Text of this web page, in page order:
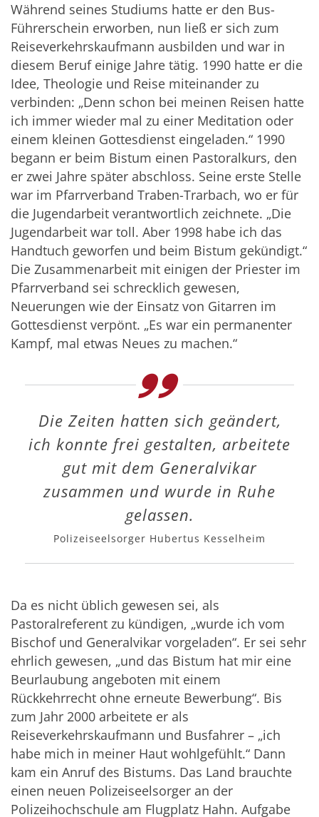
Während seines Studiums hatte er den Bus-
Führerschein erworben, nun ließ er sich zum
Reiseverkehrskaufmann ausbilden und war in
diesem Beruf einige Jahre tätig. 1990 hatte er die
Idee, Theologie und Reise miteinander zu
verbinden: „Denn schon bei meinen Reisen hatte
ich immer wieder mal zu einer Meditation oder
einem kleinen Gottesdienst eingeladen.“ 1990
begann er beim Bistum einen Pastoralkurs, den
er zwei Jahre später abschloss. Seine erste Stelle
war im Pfarrverband Traben-Trarbach, wo er für
die Jugendarbeit verantwortlich zeichnete. „Die
Jugendarbeit war toll. Aber 1998 habe ich das
Handtuch geworfen und beim Bistum gekündigt.“
Die Zusammenarbeit mit einigen der Priester im
Pfarrverband sei schrecklich gewesen,
Neuerungen wie der Einsatz von Gitarren im
Gottesdienst verpönt. „Es war ein permanenter
Kampf, mal etwas Neues zu machen.“
Die Zeiten hatten sich geändert,
ich konnte frei gestalten, arbeitete
gut mit dem Generalvikar
zusammen und wurde in Ruhe
gelassen.
Polizeiseelsorger Hubertus Kesselheim
Da es nicht üblich gewesen sei, als
Pastoralreferent zu kündigen, „wurde ich vom
Bischof und Generalvikar vorgeladen“. Er sei sehr
ehrlich gewesen, „und das Bistum hat mir eine
Beurlaubung angeboten mit einem
Rückkehrrecht ohne erneute Bewerbung“. Bis
zum Jahr 2000 arbeitete er als
Reiseverkehrskaufmann und Busfahrer – „ich
habe mich in meiner Haut wohlgefühlt.“ Dann
kam ein Anruf des Bistums. Das Land brauchte
einen neuen Polizeiseelsorger an der
Polizeihochschule am Flugplatz Hahn. Aufgabe